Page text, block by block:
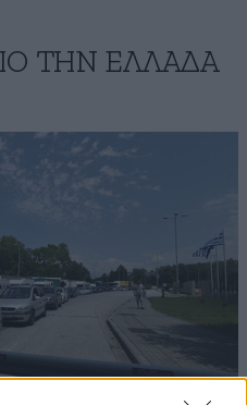
ΤΗΝ ΕΛΛΑΔΑ